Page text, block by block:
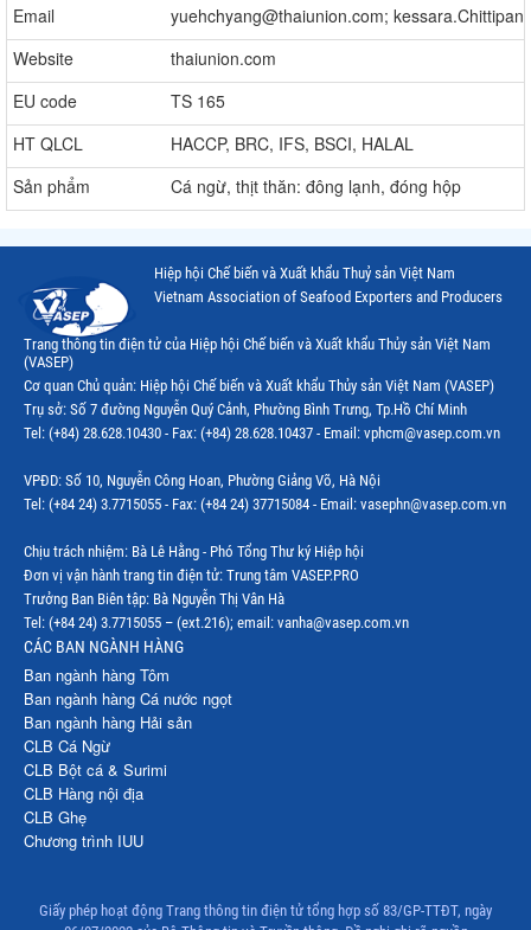
Email
yuehchyang@thaiunion.com;
Website
thaiunion.com
EU code
TS 165
HT QLCL
HACCP, BRC, IFS, BSCI, HALAL
Sản phẩm
Cá ngừ, thịt thăn: đông lạnh, đóng hộp
Hiệp hội Chế biến và Xuất khẩu Thuỷ sản Việt Nam
Vietnam Association of Seafood Exporters and Producers
Trang thông tin điện tử của Hiệp hội Chế biến và Xuất khẩu Thủy sản Việt Nam
(VASEP)
Cơ quan Chủ quản: Hiệp hội Chế biến và Xuất khẩu Thủy sản Việt Nam (VASEP)
Trụ sở: Số 7 đường Nguyễn Quý Cảnh, Phường Bình Trưng, Tp.Hồ Chí Minh
Tel: (+84) 28.628.10430 - Fax: (+84) 28.628.10437 - Email: vphcm@vasep.com.vn
VPĐD: Số 10, Nguyễn Công Hoan, Phường Giảng Võ, Hà Nội
Tel: (+84 24) 3.7715055 - Fax: (+84 24) 37715084 - Email: vasephn@vasep.com.vn
Chịu trách nhiệm: Bà Lê Hằng - Phó Tổng Thư ký Hiệp hội
Đơn vị vận hành trang tin điện tử: Trung tâm VASEP.PRO
Trưởng Ban Biên tập: Bà Nguyễn Thị Vân Hà
Tel: (+84 24) 3.7715055 – (ext.216); email: vanha@vasep.com.vn
CÁC BAN NGÀNH HÀNG
Ban ngành hàng Tôm
Ban ngành hàng Cá nước ngọt
Ban ngành hàng Hải sản
CLB Cá Ngừ
CLB Bột cá & Surimi
CLB Hàng nội địa
CLB Ghẹ
Chương trình IUU
Giấy phép hoạt động Trang thông tin điện tử tổng hợp số 83/GP-TTĐT, ngày